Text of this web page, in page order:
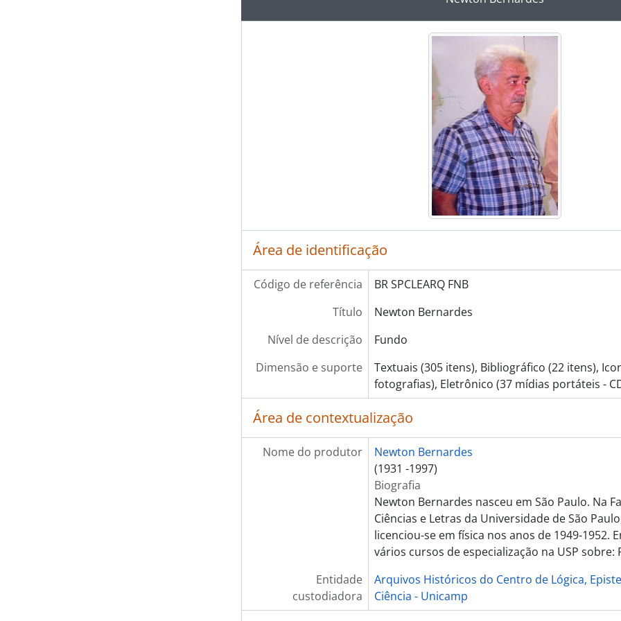
Área de identificação
Código de referência
BR SPCLEARQ FNB
Título
Newton Bernardes
Nível de descrição
Fundo
Dimensão e suporte
Textuais (305 itens), Bibliográfico (22 itens),
fotografias), Eletrônico (37 mídias portáteis -
Área de contextualização
Nome do produtor
Newton Bernardes
(1931 -1997)
Biografia
Newton Bernardes nasceu em São Paulo. Na
Ciências e Letras da Universidade de São
licenciou-se em física nos anos de 1949-1952.
vários cursos de especialização na USP sobre:
Entidade
custodiadora
Arquivos Históricos do Centro de Lógica,
Ciência - Unicamp